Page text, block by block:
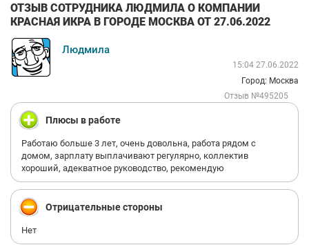
ОТЗЫВ СОТРУДНИКА ЛЮДМИЛА О КОМПАНИИ
КРАСНАЯ ИКРА В ГОРОДЕ МОСКВА ОТ 27.06.2022
Людмила
15:04 27.06.2022
Город: Москва
Отзыв №495205
Плюсы в работе
Работаю больше 3 лет, очень довольна, работа рядом с
домом, зарплату выплачивают регулярно, коллектив
хороший, адекватное руководство, рекомендую
Отрицательные стороны
Нет